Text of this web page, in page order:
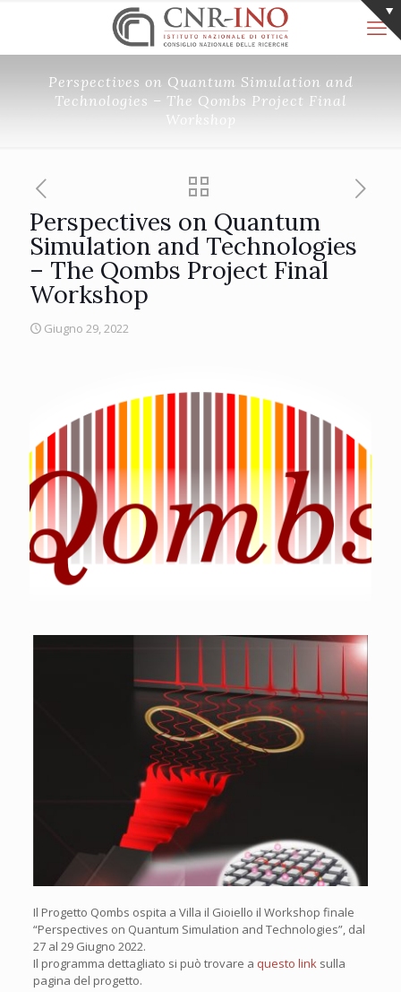
Perspectives on Quantum Simulation and
Technologies – The Qombs Project Final
Workshop
Perspectives on Quantum
Simulation and Technologies
– The Qombs Project Final
Workshop
Giugno 29, 2022
Il Progetto Qombs ospita a Villa il Gioiello il Workshop finale
“Perspectives on Quantum Simulation and Technologies”, dal
27 al 29 Giugno 2022.
Il programma dettagliato si può trovare a questo linksulla
pagina del progetto.